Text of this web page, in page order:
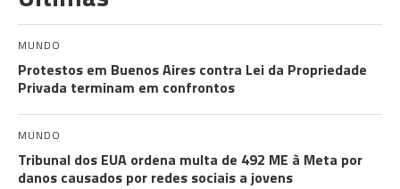
MUNDO
Protestos em Buenos Aires contra Lei da Propriedade
Privada terminam em confrontos
MUNDO
Tribunal dos EUA ordena multa de 492 ME à Meta por
danos causados por redes sociais a jovens